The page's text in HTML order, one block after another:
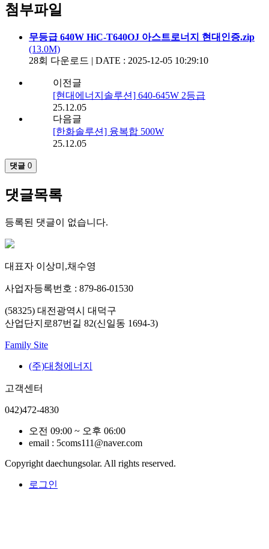
첨부파일
무등급 640W HiC-T640OJ 아스트로너지 현대인증.zip
(13.0M)
28회 다운로드 | DATE : 2025-12-05 10:29:10
이전글
[현대에너지솔루션] 640-645W 2등급
25.12.05
다음글
[한화솔루션] 융복합 500W
25.12.05
댓글 0
댓글목록
등록된 댓글이 없습니다.
대표자 이상미,채수영
사업자등록번호 : 879-86-01530
(58325) 대전광역시 대덕구
산업단지로87번길 82(신일동 1694-3)
Family Site
(주)대청에너지
고객센터
042)472-4830
오전 09:00 ~ 오후 06:00
email : 5coms111@naver.com
Copyright daechungsolar. All rights reserved.
로그인